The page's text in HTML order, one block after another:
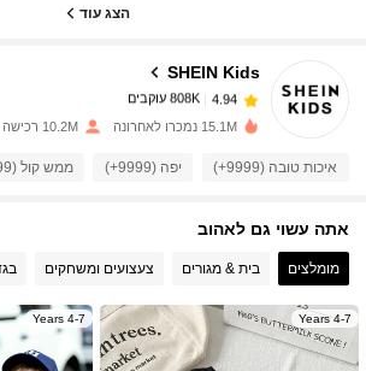
הצג עוד
SHEIN Kids
l***6שילםלפני יום אחד
4.94
4.94 808K עוקבים
4.94 808K עוקבים
15.1M נמכרו לאחרונה 10.2M רכישה חוזרת
איכות טובה (9999+) יפה (9999+) ממש קול (9999+)
אתה עשוי גם לאהוב
מומלצים בית & מגורים צעצועים ומשחקים
4-7 Years
4-7 Years